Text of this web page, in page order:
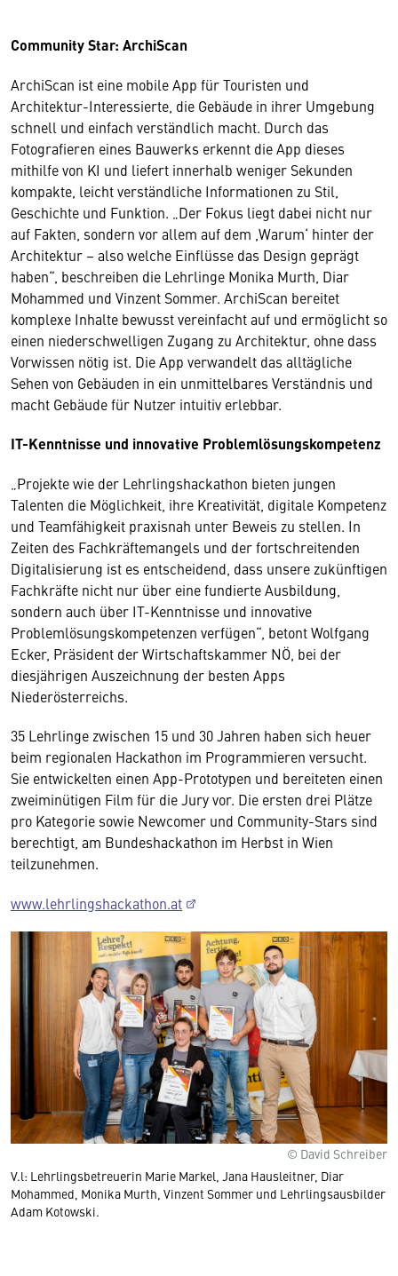
Community Star: ArchiScan
ArchiScan ist eine mobile App für Touristen und
Architektur-Interessierte, die Gebäude in ihrer Umgebung
schnell und einfach verständlich macht. Durch das
Fotografieren eines Bauwerks erkennt die App dieses
mithilfe von KI und liefert innerhalb weniger Sekunden
kompakte, leicht verständliche Informationen zu Stil,
Geschichte und Funktion. „Der Fokus liegt dabei nicht nur
auf Fakten, sondern vor allem auf dem ,Warum‘ hinter der
Architektur – also welche Einflüsse das Design geprägt
haben“, beschreiben die Lehrlinge Monika Murth, Diar
Mohammed und Vinzent Sommer. ArchiScan bereitet
komplexe Inhalte bewusst vereinfacht auf und ermöglicht so
einen niederschwelligen Zugang zu Architektur, ohne dass
Vorwissen nötig ist. Die App verwandelt das alltägliche
Sehen von Gebäuden in ein unmittelbares Verständnis und
macht Gebäude für Nutzer intuitiv erlebbar.
IT-Kenntnisse und innovative Problemlösungskompetenz
„Projekte wie der Lehrlingshackathon bieten jungen
Talenten die Möglichkeit, ihre Kreativität, digitale Kompetenz
und Teamfähigkeit praxisnah unter Beweis zu stellen. In
Zeiten des Fachkräftemangels und der fortschreitenden
Digitalisierung ist es entscheidend, dass unsere zukünftigen
Fachkräfte nicht nur über eine fundierte Ausbildung,
sondern auch über IT-Kenntnisse und innovative
Problemlösungskompetenzen verfügen“, betont Wolfgang
Ecker, Präsident der Wirtschaftskammer NÖ, bei der
diesjährigen Auszeichnung der besten Apps
Niederösterreichs.
35 Lehrlinge zwischen 15 und 30 Jahren haben sich heuer
beim regionalen Hackathon im Programmieren versucht.
Sie entwickelten einen App-Prototypen und bereiteten einen
zweiminütigen Film für die Jury vor. Die ersten drei Plätze
pro Kategorie sowie Newcomer und Community-Stars sind
berechtigt, am Bundeshackathon im Herbst in Wien
teilzunehmen.
www.lehrlingshackathon.at
© David Schreiber
V.l: Lehrlingsbetreuerin Marie Markel, Jana Hausleitner, Diar
Mohammed, Monika Murth, Vinzent Sommer und Lehrlingsausbilder
Adam Kotowski.